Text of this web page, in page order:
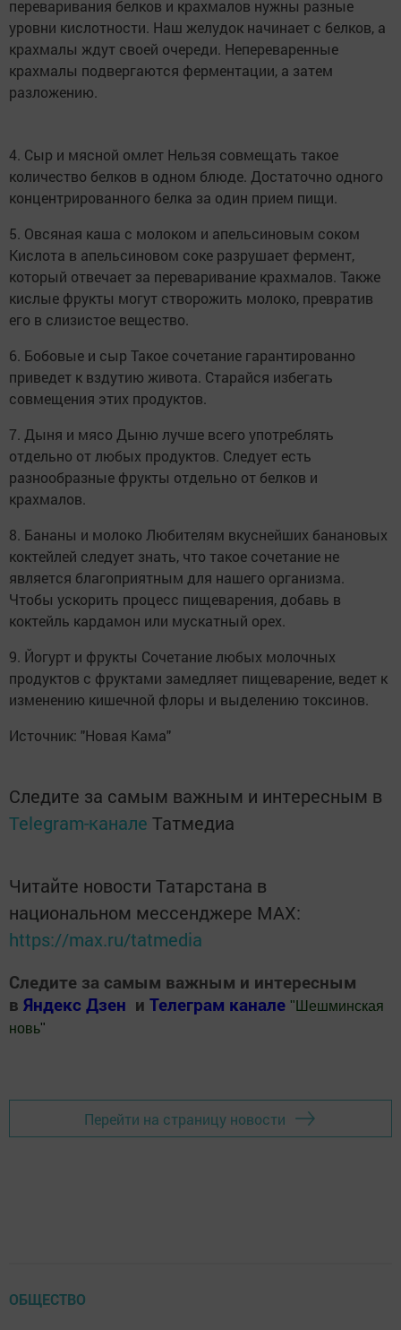
переваривания белков и крахмалов нужны разные
уровни кислотности. Наш желудок начинает с белков, а
крахмалы ждут своей очереди. Непереваренные
крахмалы подвергаются ферментации, а затем
разложению.
4. Сыр и мясной омлет Нельзя совмещать такое
количество белков в одном блюде. Достаточно одного
концентрированного белка за один прием пищи.
5. Овсяная каша с молоком и апельсиновым соком
Кислота в апельсиновом соке разрушает фермент,
который отвечает за переваривание крахмалов. Также
кислые фрукты могут створожить молоко, превратив
его в слизистое вещество.
6. Бобовые и сыр Такое сочетание гарантированно
приведет к вздутию живота. Старайся избегать
совмещения этих продуктов.
7. Дыня и мясо Дыню лучше всего употреблять
отдельно от любых продуктов. Следует есть
разнообразные фрукты отдельно от белков и
крахмалов.
8. Бананы и молоко Любителям вкуснейших банановых
коктейлей следует знать, что такое сочетание не
является благоприятным для нашего организма.
Чтобы ускорить процесс пищеварения, добавь в
коктейль кардамон или мускатный орех.
9. Йогурт и фрукты Сочетание любых молочных
продуктов с фруктами замедляет пищеварение, ведет к
изменению кишечной флоры и выделению токсинов.
Источник: "Новая Кама"
Следите за самым важным и интересным в
Telegram-канале Татмедиа
Читайте новости Татарстана в
национальном мессенджере MАХ:
https://max.ru/tatmedia
Следите за самым важным и интересным
в Яндекс Дзен и Телеграм канале " Шешминская
новь"
Перейти на страницу новости
ОБЩЕСТВО